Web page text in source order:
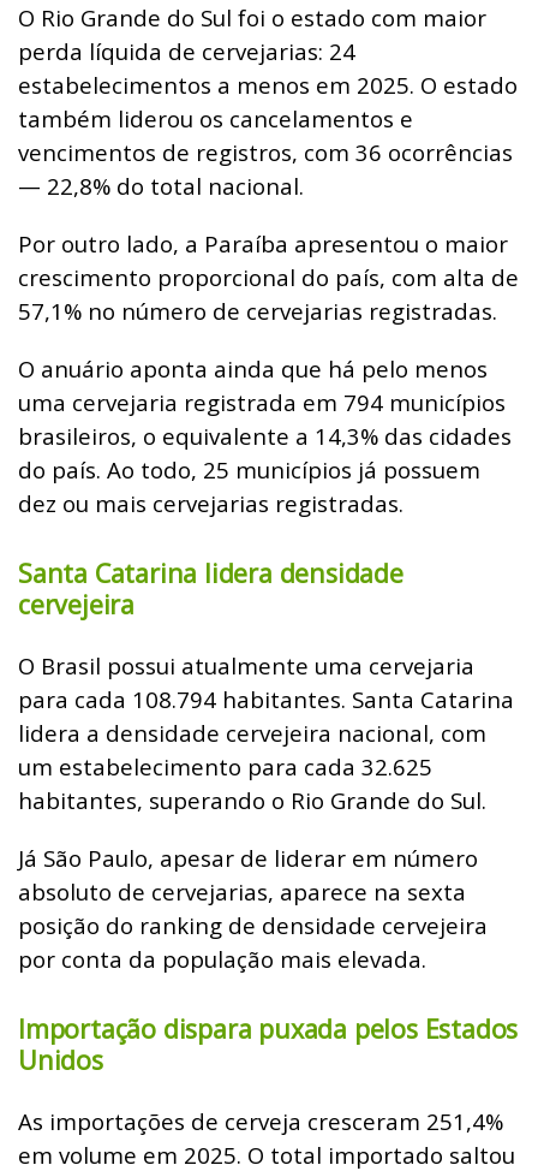
O Rio Grande do Sul foi o estado com maior
perda líquida de cervejarias: 24
estabelecimentos a menos em 2025. O estado
também liderou os cancelamentos e
vencimentos de registros, com 36 ocorrências
— 22,8% do total nacional.
Por outro lado, a Paraíba apresentou o maior
crescimento proporcional do país, com alta de
57,1% no número de cervejarias registradas.
O anuário aponta ainda que há pelo menos
uma cervejaria registrada em 794 municípios
brasileiros, o equivalente a 14,3% das cidades
do país. Ao todo, 25 municípios já possuem
dez ou mais cervejarias registradas.
Santa Catarina lidera densidade
cervejeira
O Brasil possui atualmente uma cervejaria
para cada 108.794 habitantes. Santa Catarina
lidera a densidade cervejeira nacional, com
um estabelecimento para cada 32.625
habitantes, superando o Rio Grande do Sul.
Já São Paulo, apesar de liderar em número
absoluto de cervejarias, aparece na sexta
posição do ranking de densidade cervejeira
por conta da população mais elevada.
Importação dispara puxada pelos Estados
Unidos
As importações de cerveja cresceram 251,4%
em volume em 2025. O total importado saltou